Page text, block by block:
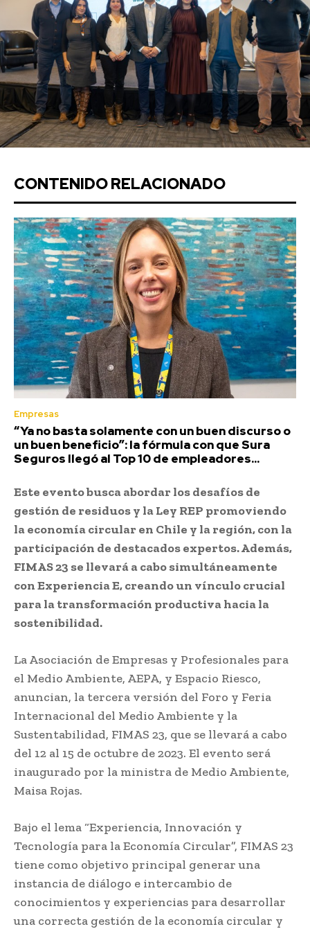
CONTENIDO RELACIONADO
Empresas
“Ya no basta solamente con un buen discurso o
un buen beneficio”: la fórmula con que Sura
Seguros llegó al Top 10 de empleadores...
Este evento busca abordar los desafíos de
gestión de residuos y la Ley REP promoviendo
la economía circular en Chile y la región, con la
participación de destacados expertos. Además,
FIMAS 23 se llevará a cabo simultáneamente
con Experiencia E, creando un vínculo crucial
para la transformación productiva hacia la
sostenibilidad.
La Asociación de Empresas y Profesionales para
el Medio Ambiente, AEPA, y Espacio Riesco,
anuncian, la tercera versión del Foro y Feria
Internacional del Medio Ambiente y la
Sustentabilidad, FIMAS 23, que se llevará a cabo
del 12 al 15 de octubre de 2023. El evento será
inaugurado por la ministra de Medio Ambiente,
Maisa Rojas.
Bajo el lema “Experiencia, Innovación y
Tecnología para la Economía Circular”, FIMAS 23
tiene como objetivo principal generar una
instancia de diálogo e intercambio de
conocimientos y experiencias para desarrollar
una correcta gestión de la economía circular y